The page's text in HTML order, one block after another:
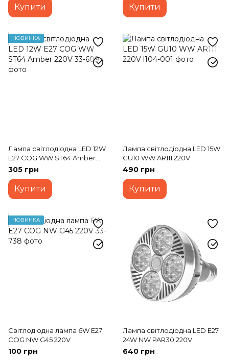
Купити Купити
НОВИНКА
Лампа світлодіодна LED 12W
E27 COG WW ST64 Amber
220V
305 грн
Купити
Лампа світлодіодна LED 15W
GU10 WW AR111 220V
490 грн
Купити
НОВИНКА
Світлодіодна лампа 6W E27
COG NW G45 220V
100 грн
Лампа світлодіодна LED E27
24W NW PAR30 220V
640 грн